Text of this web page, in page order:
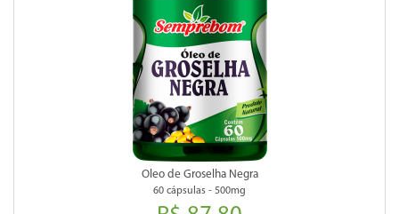
Oleo de Groselha Negra
60 cápsulas - 500mg